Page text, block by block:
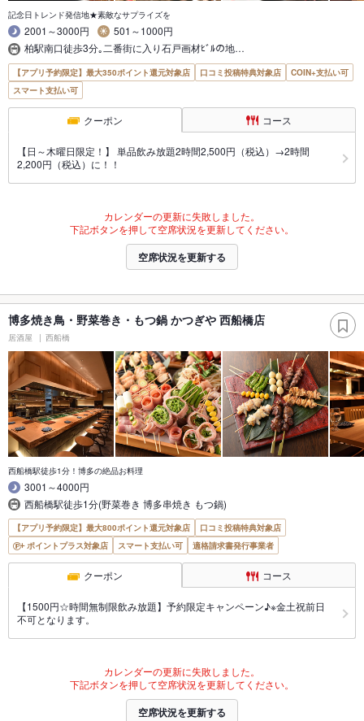
記念日トレンド発信地★素敵なサプライズを
2001～3000円
501～1000円
柏駅南口徒歩3分｡二番街に入り石戸画材ﾋﾞﾙの地…
【アプリ予約限定】最大350ポイント還元対象店 口コミ投稿特典対象店
COIN+支払い可
スマート支払い可
クーポン コース
【日～木曜日限定！】 単品飲み放題2時間2,500円（税込）→2時間
2,200円（税込）に！！
カレンダーの更新に失敗しました。
下記ボタンを押して空席状況を更新してください。
空席状況を更新する
博多焼き鳥・野菜巻き・もつ鍋 かつぎや 西船橋店
居酒屋 西船橋
西船橋駅徒歩1分！博多の絶品お料理
3001～4000円
西船橋駅徒歩1分(野菜巻き 博多串焼き もつ鍋)
【アプリ予約限定】最大800ポイント還元対象店
口コミ投稿特典対象店
ポイントプラス対象店
スマート支払い可 適格請求書発行事業者
クーポン コース
【1500円☆時間無制限飲み放題】予約限定キャンペーン♪※金土祝前日
不可となります。
カレンダーの更新に失敗しました。
下記ボタンを押して空席状況を更新してください。
空席状況を更新する